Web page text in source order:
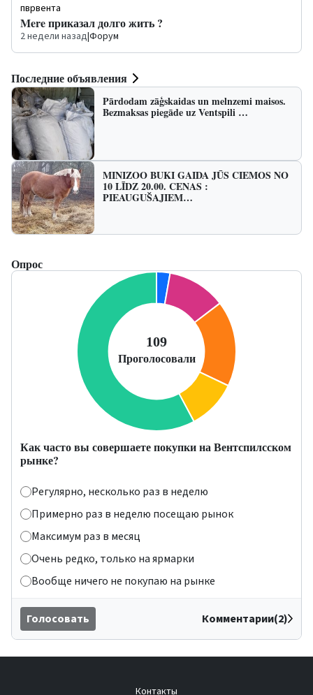
пврвента
Mere приказал долго жить ?
2 недели назад|Форум
Последние объявления
Pārdodam zāģskaidas un melnzemi maisos.
Bezmaksas piegāde uz Ventspili …
MINIZOO BUKI GAIDA JŪS CIEMOS NO
10 LĪDZ 20.00. CENAS :
PIEAUGUŠAJIEM…
Опрос
Как часто вы совершаете покупки на Вентспилсском
рынке?
Регулярно, несколько раз в неделю
Примерно раз в неделю посещаю рынок
Максимум раз в месяц
Очень редко, только на ярмарки
Вообще ничего не покупаю на рынке
Голосовать Комментарии(2)
Контакты